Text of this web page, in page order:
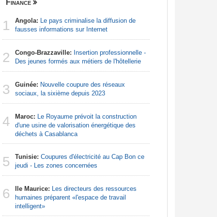
Finance
1 Angola: Le pays criminalise la diffusion de
fausses informations sur Internet
2 Congo-Brazzaville: Insertion professionnelle -
Des jeunes formés aux métiers de l'hôtellerie
3 Guinée: Nouvelle coupure des réseaux
sociaux, la sixième depuis 2023
4 Maroc: Le Royaume prévoit la construction
d'une usine de valorisation énergétique des
déchets à Casablanca
5 Tunisie: Coupures d'électricité au Cap Bon ce
jeudi - Les zones concernées
6 Ile Maurice: Les directeurs des ressources
humaines préparent «l'espace de travail
intelligent»